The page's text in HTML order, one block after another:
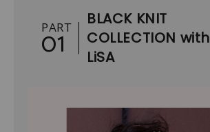
PART
01
BLACK KNIT
COLLECTION with
LiSA